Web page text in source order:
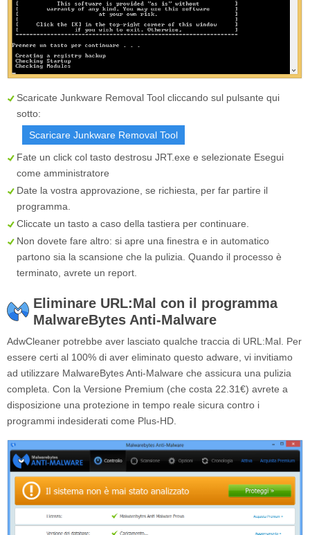
Scaricate Junkware Removal Tool cliccando sul pulsante qui
sotto:
Scaricare Junkware Removal Tool
Fate un click col tasto destrosu JRT.exe e selezionate Esegui
come amministratore
Date la vostra approvazione, se richiesta, per far partire il
programma.
Cliccate un tasto a caso della tastiera per continuare.
Non dovete fare altro: si apre una finestra e in automatico
partono sia la scansione che la pulizia. Quando il processo è
terminato, avrete un report.
Eliminare URL:Mal con il programma
MalwareBytes Anti-Malware
AdwCleaner potrebbe aver lasciato qualche traccia di URL:Mal. Per
essere certi al 100% di aver eliminato questo adware, vi invitiamo
ad utilizzare MalwareBytes Anti-Malware che assicura una pulizia
completa. Con la Versione Premium (che costa 22.31€) avrete a
disposizione una protezione in tempo reale sicura contro i
programmi indesiderati come Plus-HD.